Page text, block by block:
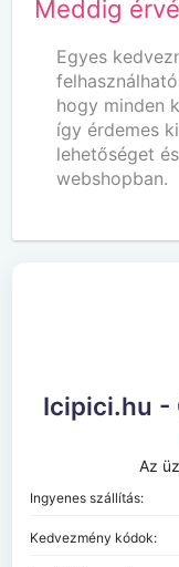
Meddig
Egyes
hogy minden
így érdemes
lehetőséget
webshopban.
Icipici.hu -
Az
Ingyenes szállítás:
Kedvezmény kódok: